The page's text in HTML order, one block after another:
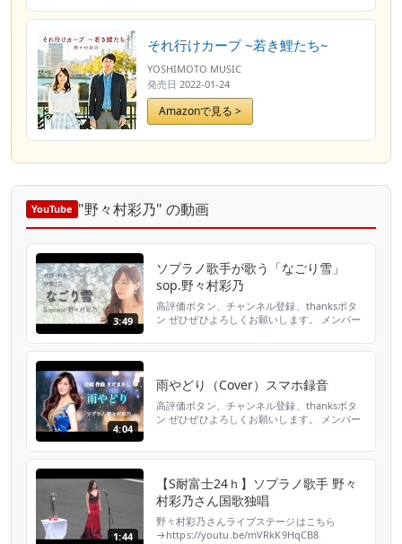
それ行けカープ ~若き鯉たち~
YOSHIMOTO MUSIC
発売日 2022-01-24
Amazonで見る >
YouTube "野々村彩乃" の動画
3:49
ソプラノ歌手が歌う「なごり雪」
sop.野々村彩乃
高評価ボタン、チャンネル登録、thanksボタ
ン ぜひぜひよろしくお願いします。 メンバー
秀賞受賞。ウィーン国立音楽大学夏...
4:04
雨やどり（Cover）スマホ録音
高評価ボタン、チャンネル登録、thanksボタ
ン ぜひぜひよろしくお願いします。 メンバー
秀賞受賞。ウィーン国立音楽大学夏...
1:44
【S耐富士24ｈ】ソプラノ歌手 野々
村彩乃さん国歌独唱
野々村彩乃さんライブステージはこちら
→https://youtu.be/mVRkK9HqCB8